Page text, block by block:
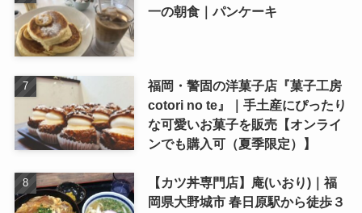
一の朝食｜パンケーキ
福岡・警固の洋菓子店『菓子工房
cotori no te』｜手土産にぴったり
な可愛いお菓子を販売【オンライ
ンでも購入可（夏季限定）】
【カツ丼専門店】庵(いおり)｜福
岡県大野城市 春日原駅から徒歩３